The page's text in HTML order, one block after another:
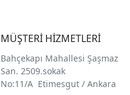
MÜŞTERİ HİZMETLERİ
Bahçekapı Mahallesi Şaşmaz
San. 2509.sokak
No:11/A Etimesgut / Ankara